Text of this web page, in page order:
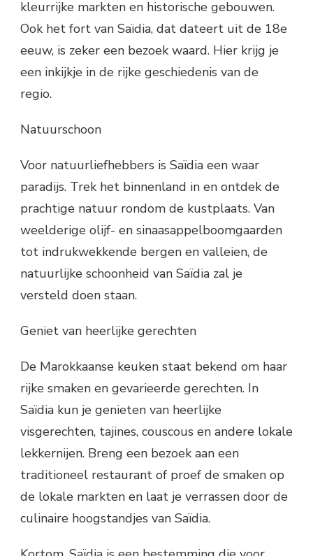
kleurrijke markten en historische gebouwen.
Ook het fort van Saïdia, dat dateert uit de 18e
eeuw, is zeker een bezoek waard. Hier krijg je
een inkijkje in de rijke geschiedenis van de
regio.
Natuurschoon
Voor natuurliefhebbers is Saïdia een waar
paradijs. Trek het binnenland in en ontdek de
prachtige natuur rondom de kustplaats. Van
weelderige olijf- en sinaasappelboomgaarden
tot indrukwekkende bergen en valleien, de
natuurlijke schoonheid van Saïdia zal je
versteld doen staan.
Geniet van heerlijke gerechten
De Marokkaanse keuken staat bekend om haar
rijke smaken en gevarieerde gerechten. In
Saïdia kun je genieten van heerlijke
visgerechten, tajines, couscous en andere lokale
lekkernijen. Breng een bezoek aan een
traditioneel restaurant of proef de smaken op
de lokale markten en laat je verrassen door de
culinaire hoogstandjes van Saïdia.